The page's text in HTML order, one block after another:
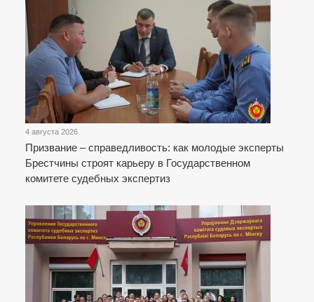
4 августа 2026
Призвание – справедливость: как молодые эксперты
Брестчины строят карьеру в Государственном
комитете судебных экспертиз